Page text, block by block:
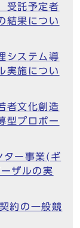
受託予定者
結果につい
システム導
実施につい
者文化創造
型プロポー
ター事業(ギ
ザルの実
約の一般競